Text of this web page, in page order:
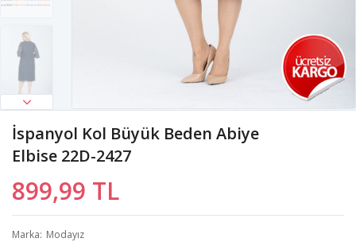
İspanyol Kol Büyük Beden Abiye
Elbise 22D-2427
899,99 TL
Marka Modayız